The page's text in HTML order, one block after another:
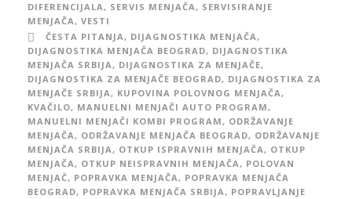
DIFERENCIJALA, SERVIS MENJAČA, SERVISIRANJE
MENJAČA, VESTI
ČESTA PITANJA, DIJAGNOSTIKA MENJAČA,
DIJAGNOSTIKA MENJAČA BEOGRAD, DIJAGNOSTIKA
MENJAČA SRBIJA, DIJAGNOSTIKA ZA MENJAČE,
DIJAGNOSTIKA ZA MENJAČE BEOGRAD, DIJAGNOSTIKA ZA
MENJAČE SRBIJA, KUPOVINA POLOVNOG MENJAČA,
KVAČILO, MANUELNI MENJAČI AUTO PROGRAM,
MANUELNI MENJAČI KOMBI PROGRAM, ODRŽAVANJE
MENJAČA, ODRŽAVANJE MENJAČA BEOGRAD, ODRŽAVANJE
MENJAČA SRBIJA, OTKUP ISPRAVNIH MENJAČA, OTKUP
MENJAČA, OTKUP NEISPRAVNIH MENJAČA, POLOVAN
MENJAČ, POPRAVKA MENJAČA, POPRAVKA MENJAČA
BEOGRAD, POPRAVKA MENJAČA SRBIJA, POPRAVLJANJE